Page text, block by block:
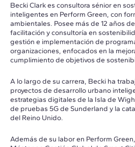
Becki Clark es consultora sénior en
inteligentes en Perform Green, con
ambientales. Posee más de 12 años
facilitación y consultoría en
gestión e implementación de
organizaciones, enfocados en la
cumplimiento de objetivos de
A lo largo de su carrera, Becki ha
proyectos de desarrollo urbano
estrategias digitales de la Isla de
de pruebas 5G de Sunderland y la
del Reino Unido.
Además de su labor en Perform